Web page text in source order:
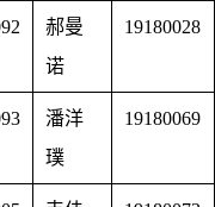
郝曼
诺
19180028
潘洋
璞
19180069